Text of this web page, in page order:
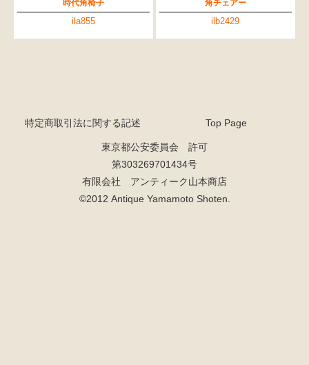
時代角椅子
ila855
角チェアー
ilb2429
特定商取引法に関する記述 Top Page
東京都公安委員会 許可
第303269701434号
有限会社 アンティーク山本商店
©2012 Antique Yamamoto Shoten.